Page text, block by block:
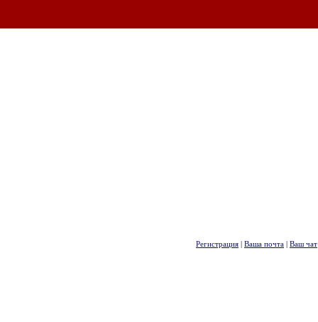
Регистрация | Ваша почта | Ваш чат